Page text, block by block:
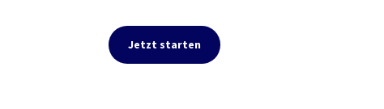
Jetzt starten